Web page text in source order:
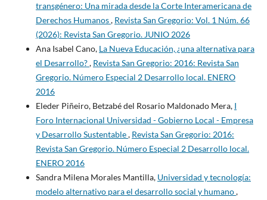
transgénero: Una mirada desde la Corte Interamericana de
Derechos Humanos, Revista San Gregorio: Vol. 1 Núm. 66
(2026): Revista San Gregorio. JUNIO 2026
Ana Isabel Cano, La Nueva Educación, ¿una alternativa para
el Desarrollo?, Revista San Gregorio: 2016: Revista San
Gregorio. Número Especial 2 Desarrollo local. ENERO
2016
Eleder Piñeiro, Betzabé del Rosario Maldonado Mera, I
Foro Internacional Universidad - Gobierno Local - Empresa
y Desarrollo Sustentable, Revista San Gregorio: 2016:
Revista San Gregorio. Número Especial 2 Desarrollo local.
ENERO 2016
Sandra Milena Morales Mantilla, Universidad y tecnología:
modelo alternativo para el desarrollo social y humano,